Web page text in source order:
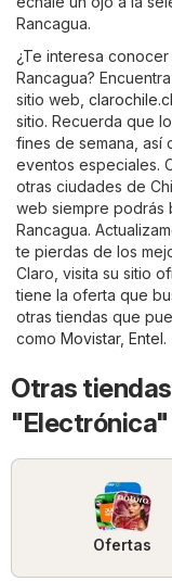
Rancagua.
¿Te interesa
Rancagua?
sitio web, clarochile.cl
sitio. Recuerda que
fines de semana, así
eventos especiales.
otras ciudades de
web siempre podrás
Rancagua.
te pierdas de los
Claro, visita su sitio
tiene la oferta que
otras tiendas que
como Movistar, Entel .
Otras
"Electrónica"
Ofertas